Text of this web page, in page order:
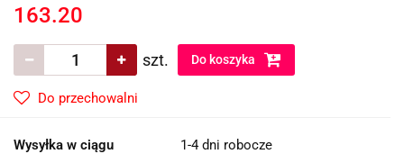
163.20
szt. Do koszyka
Do przechowalni
Wysyłka w ciągu 1-4 dni robocze